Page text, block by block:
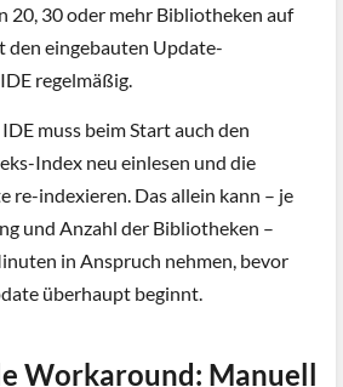
20, 30 oder mehr Bibliotheken auf
den eingebauten Update-
regelmäßig.
muss beim Start auch den
Index neu einlesen und die
re-indexieren. Das allein kann – je
und Anzahl der Bibliotheken –
in Anspruch nehmen, bevor
überhaupt beginnt.
Workaround: Manuell